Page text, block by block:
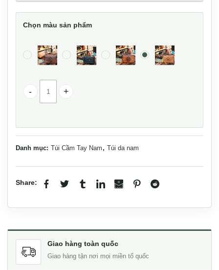
Chọn màu sản phẩm
Clutch cầm tay da bò nam tính CLT51 số lượng
Danh mục: Túi Cầm Tay Nam , Túi da nam
Share:
Giao hàng toàn quốc
Giao hàng tận nơi mọi miền tổ quốc